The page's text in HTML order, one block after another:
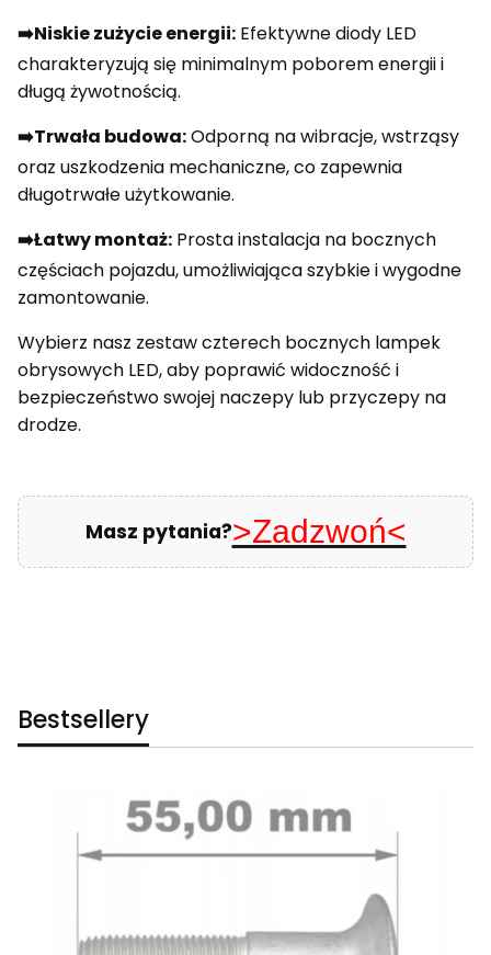
➡️Niskie zużycie energii: Efektywne diody LED
charakteryzują się minimalnym poborem energii i
długą żywotnością.
➡️Trwała budowa:Odporną na wibracje, wstrząsy
oraz uszkodzenia mechaniczne, co zapewnia
długotrwałe użytkowanie.
➡️Łatwy montaż: Prosta instalacja na bocznych
częściach pojazdu, umożliwiająca szybkie i wygodne
zamontowanie.
Wybierz nasz zestaw czterech bocznych lampek
obrysowych LED, aby poprawić widoczność i
bezpieczeństwo swojej naczepy lub przyczepy na
drodze.
Masz pytania?>Zadzwoń<
Bestsellery